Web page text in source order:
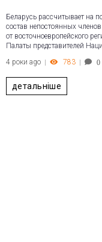
Беларусь рассчитывает на
состав непостоянных
от восточноевропейского
Палаты представителей
4 роки ago
783 0
детальніше